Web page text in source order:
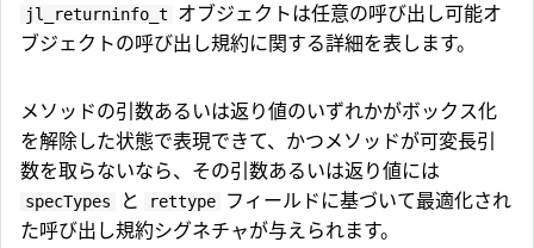
jl_returninfo_t
オブジェクトは任意の呼び出し可能オ
ブジェクトの呼び出し規約に関する詳細を表します。
メソッドの引数あるいは返り値のいずれかがボックス化
を解除した状態で表現できて、かつメソッドが可変長引
数を取らないなら、その引数あるいは返り値には
specTypes と rettype
フィールドに基づいて最適化され
た呼び出し規約シグネチャが与えられます。